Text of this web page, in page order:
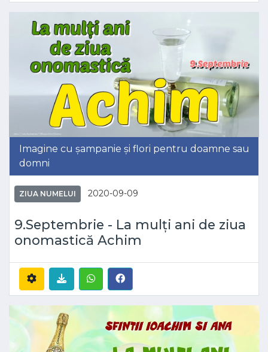
Imagine cu șampanie și flori pentru doamne sau
domni
ZIUA NUMELUI 2020-09-09
9.Septembrie - La mulți ani de ziua
onomastică Achim